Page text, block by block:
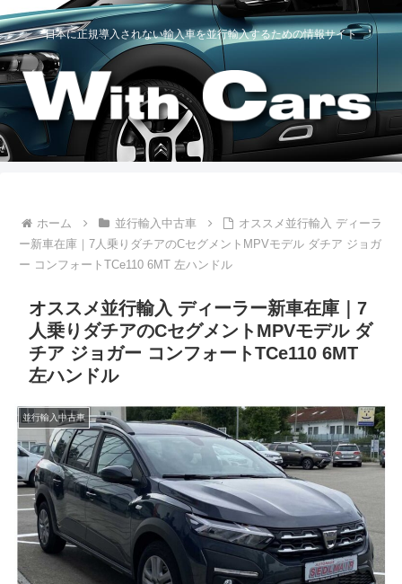
日本に正規導入されない輸入車を並行輸入するための情報サイト
ホーム 並行輸入中古車
オススメ並行輸入 ディーラ
ー新車在庫｜7人乗りダチアのCセグメントMPVモデル ダチア ジョガ
ー コンフォートTCe110 6MT 左ハンドル
オススメ並行輸入 ディーラー新車在庫｜7
人乗りダチアのCセグメントMPVモデル ダ
チア ジョガー コンフォートTCe110 6MT
左ハンドル
並行輸入中古車